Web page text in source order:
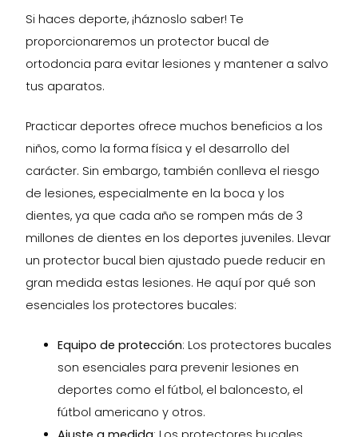
Si haces deporte, ¡háznoslo saber! Te
proporcionaremos un protector bucal de
ortodoncia para evitar lesiones y mantener a salvo
tus aparatos.
Practicar deportes ofrece muchos beneficios a los
niños, como la forma física y el desarrollo del
carácter. Sin embargo, también conlleva el riesgo
de lesiones, especialmente en la boca y los
dientes, ya que cada año se rompen más de 3
millones de dientes en los deportes juveniles. Llevar
un protector bucal bien ajustado puede reducir en
gran medida estas lesiones. He aquí por qué son
esenciales los protectores bucales:
Equipo de protección: Los protectores bucales
son esenciales para prevenir lesiones en
deportes como el fútbol, el baloncesto, el
fútbol americano y otros.